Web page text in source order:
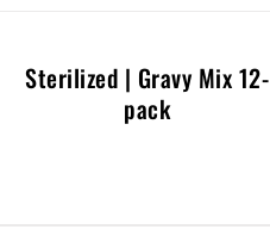
Sterilized | Gravy Mix 12-
pack